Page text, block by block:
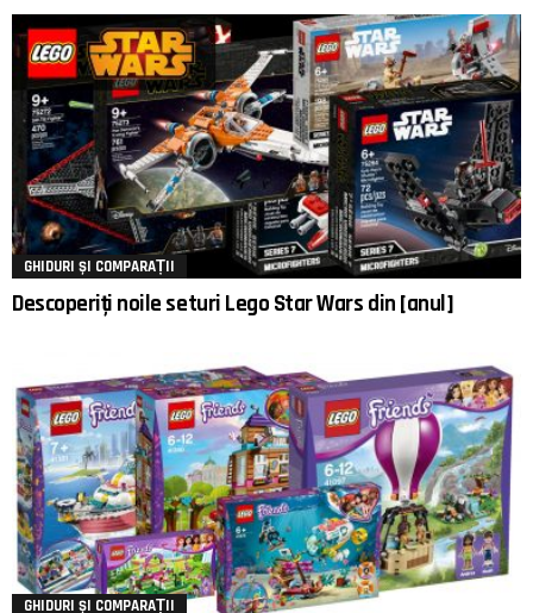
GHIDURI ȘI COMPARAȚII
Descoperiți noile seturi Lego Star Wars din [anul]
GHIDURI ȘI COMPARAȚII